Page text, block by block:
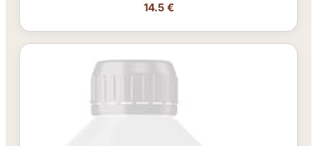
14.5 €